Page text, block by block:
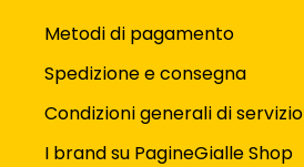
Metodi di pagamento
Spedizione e consegna
Condizioni generali di servizio
I brand su PagineGialle Shop